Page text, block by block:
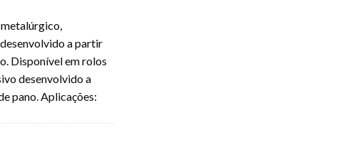
a partir
Disponível em rolos
desenvolvido a
pano. Aplicações: